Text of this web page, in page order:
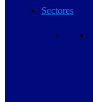
Sectores